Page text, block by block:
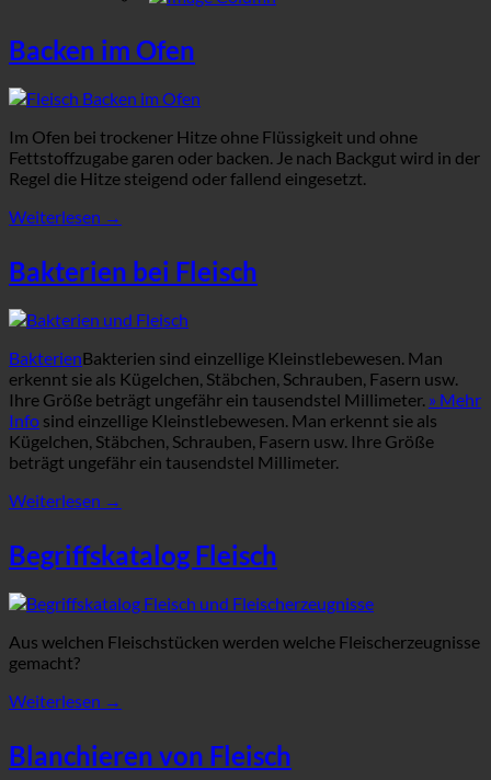
Backen im Ofen
Im Ofen bei trockener Hitze ohne Flüssigkeit und ohne
Fettstoffzugabe garen oder backen. Je nach Backgut wird in der
Regel die Hitze steigend oder fallend eingesetzt.
Weiterlesen →
Bakterien bei Fleisch
BakterienBakterien sind einzellige Kleinstlebewesen. Man
erkennt sie als Kügelchen, Stäbchen, Schrauben, Fasern usw.
Ihre Größe beträgt ungefähr ein tausendstel Millimeter. » Mehr
Info sind einzellige Kleinstlebewesen. Man erkennt sie als
Kügelchen, Stäbchen, Schrauben, Fasern usw. Ihre Größe
beträgt ungefähr ein tausendstel Millimeter.
Weiterlesen →
Begriffskatalog Fleisch
Aus welchen Fleischstücken werden welche Fleischerzeugnisse
gemacht?
Weiterlesen →
Blanchieren von Fleisch